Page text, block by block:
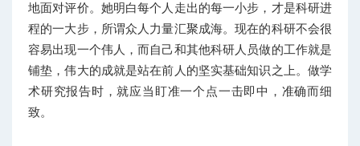
地面对评价。她明白每个人走出的每一小步，才是科研进
程的一大步，所谓众人力量汇聚成海。现在的科研不会很
容易出现一个伟人，而自己和其他科研人员做的工作就是
铺垫，伟大的成就是站在前人的坚实基础知识之上。做学
术研究报告时，就应当盯准一个点一击即中，准确而细
致。